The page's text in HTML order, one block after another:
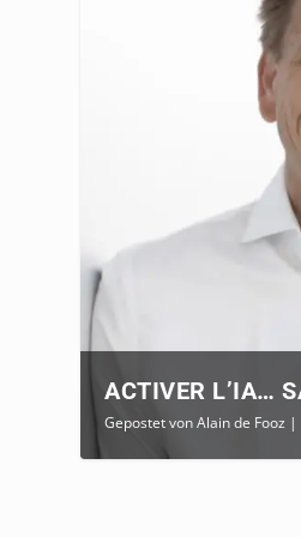
ACTIVER L’IA…
Gepostet vonAlain de Fooz |